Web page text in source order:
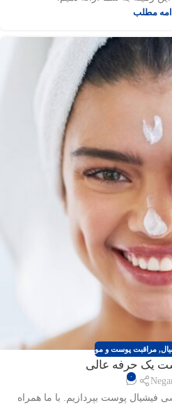
مطلب
, مراقبت پوست و مو
یک حرفه عالی
۰
فیشیال پوست بپردازیم. با ما همراه